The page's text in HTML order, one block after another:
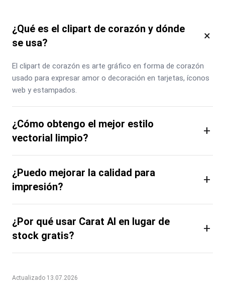
¿Qué es el clipart de corazón y dónde
se usa?
×
El clipart de corazón es arte gráfico en forma de corazón
usado para expresar amor o decoración en tarjetas, íconos
web y estampados.
¿Cómo obtengo el mejor estilo
vectorial limpio?
+
¿Puedo mejorar la calidad para
impresión?
+
¿Por qué usar Carat AI en lugar de
stock gratis?
+
Actualizado 13.07.2026